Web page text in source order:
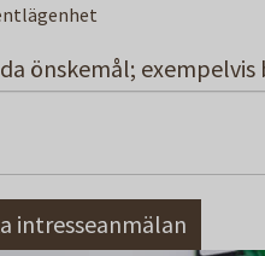
önskemål;